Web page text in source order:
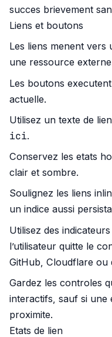
succes brievement
Liens et boutons
Les liens menent
une ressource
Les boutons
actuelle.
Utilisez un texte de
ici.
Conservez les etats
clair et sombre.
Soulignez les liens
un indice aussi
Utilisez des
l’utilisateur quitte le
GitHub, Cloudflare ou
Gardez les controles
interactifs, sauf si une
proximite.
Etats de lien